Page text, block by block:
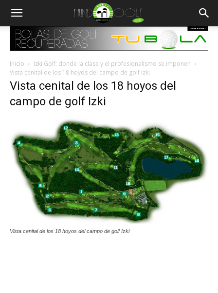
Inicio
Izki Golf: donde la clase y el profesionalismo se imponen
Vista cenital de los 18 hoyos del campo de golf Izki
Vista cenital de los 18 hoyos del
campo de golf Izki
Vista cenital de los 18 hoyos del campo de golf Izki